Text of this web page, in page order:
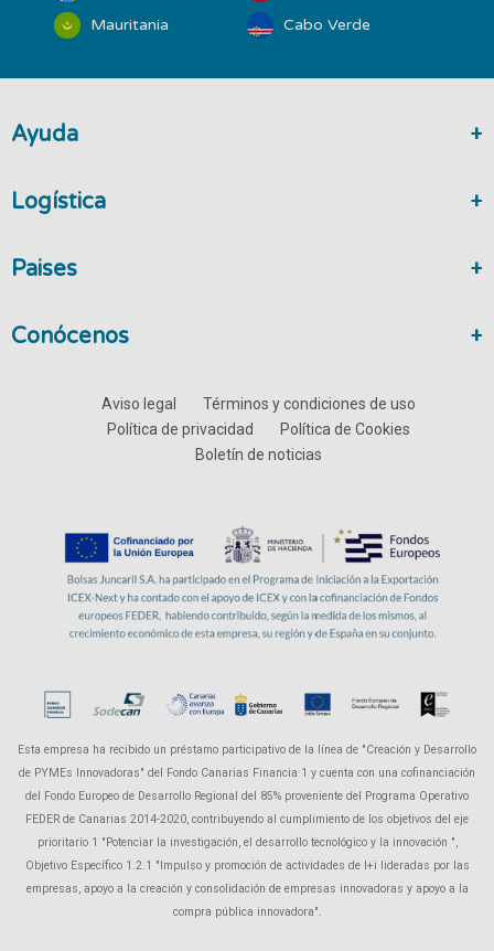
Mauritania
Cabo Verde
Ayuda
Logística
Paises
Conócenos
Aviso legal
Términos y condiciones de uso
Política de privacidad
Política de Cookies
Boletín de noticias
Esta empresa ha recibido un préstamo participativo de la línea de "Creación y Desarrollo
de PYMEs Innovadoras" del Fondo Canarias Financia 1 y cuenta con una cofinanciación
del Fondo Europeo de Desarrollo Regional del 85% proveniente del Programa Operativo
FEDER de Canarias 2014-2020, contribuyendo al cumplimiento de los objetivos del eje
prioritario 1 "Potenciar la investigación, el desarrollo tecnológico y la innovación ",
Objetivo Específico 1.2.1 "Impulso y promoción de actividades de I+i lideradas por las
empresas, apoyo a la creación y consolidación de empresas innovadoras y apoyo a la
compra pública innovadora".